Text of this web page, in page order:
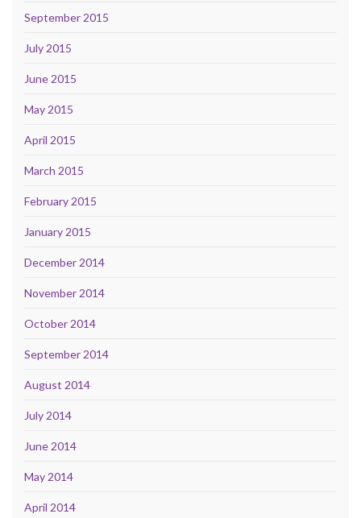
September 2015
July 2015
June 2015
May 2015
April 2015
March 2015
February 2015
January 2015
December 2014
November 2014
October 2014
September 2014
August 2014
July 2014
June 2014
May 2014
April 2014